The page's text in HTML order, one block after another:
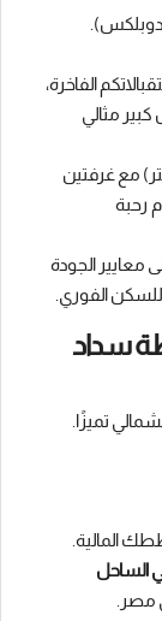
الفاخرة،
مثالي
مع غرفتين
رحبة
معايير الجودة
للسكن الفوري.
سداد
تميزًا.
المالية.
الساحل
مصر.